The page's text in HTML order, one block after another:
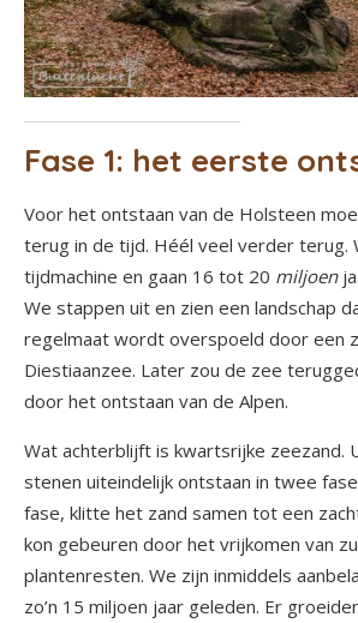
Fase 1: het eerste
Voor het ontstaan van de Holsteen
terug in de tijd. Héél veel verder terug.
tijdmachine en gaan 16 tot 20 miljoen
We stappen uit en zien een landschap
regelmaat wordt overspoeld door een
Diestiaanzee. Later zou de zee
door het ontstaan van de Alpen.
Wat achterblijft is kwartsrijke zeezand.
stenen uiteindelijk ontstaan in twee
fase, klitte het zand samen tot een
kon gebeuren door het vrijkomen van
plantenresten. We zijn inmiddels
zo’n 15 miljoen jaar geleden. Er